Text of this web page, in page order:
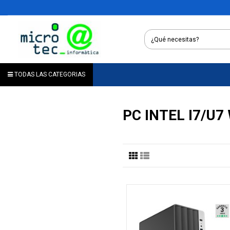
TODAS LAS CATEGORIAS
PC INTEL I7/U7